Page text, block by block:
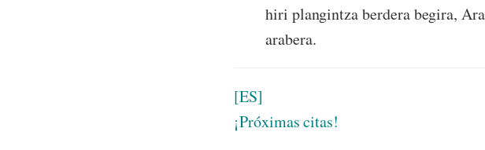
hiri plangintza berdera begira,
arabera.
[ES]
¡Próximas citas!